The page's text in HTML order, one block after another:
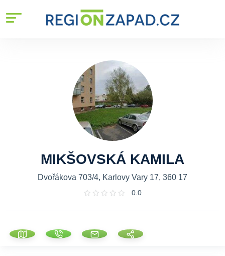
MIKŠOVSKÁ KAMILA
Dvořákova 703/4, Karlovy Vary 17, 360 17
0.0